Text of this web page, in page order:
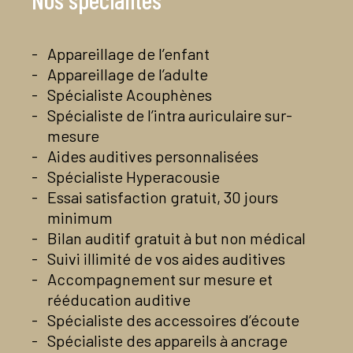
vendredi
09:00-12:30
14:00-17:30
samedi
Fermé
dimanche
02 23 30 99 50
Contactez-nous par mail
Voir la page Facebook du centre
En savoir plus
Jeudi 9h-12H et 14h – 18h
Possibilité de rendez-vous en dehors de ces
horaires
02.99.61.03.98
Contactez-nous par mail
Voir la page Facebook du centre
En savoir plus
Appareillage de l’enfant
Appareillage de l’adulte
Spécialiste Acouphènes
Spécialiste de l’intra auriculaire sur-
mesure
Aides auditives personnalisées
Spécialiste Hyperacousie
Essai satisfaction gratuit, 30 jours
minimum
Bilan auditif gratuit à but non médical
Suivi illimité de vos aides auditives
Accompagnement sur mesure et
rééducation auditive
Spécialiste des accessoires d’écoute
Spécialiste des appareils à ancrage